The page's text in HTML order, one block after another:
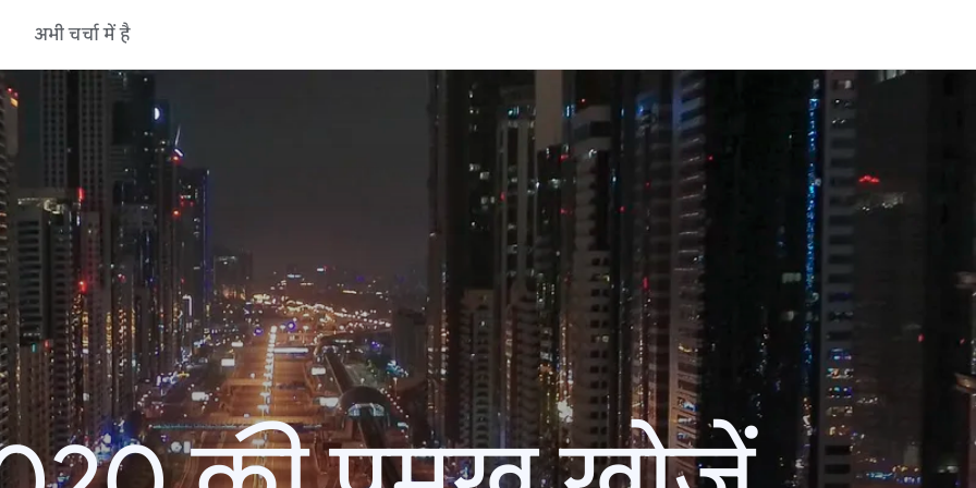
अभी चर्चा में है